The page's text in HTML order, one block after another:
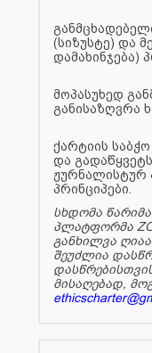
(სიზუსტე) და
დამახინჯება)
მოპასუხედ
განისაზღვრა
ქარტიის
და
ჟურნალისტურ
პრინციპები.
სხდომა
პლატფორმა
განხილვა
შეუძლია
მისაღებად,